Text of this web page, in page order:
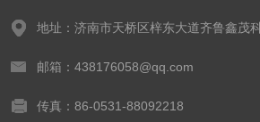
地址：济南市天桥区梓东大道齐鲁鑫茂
邮箱：438176058@qq.com
传真：86-0531-88092218